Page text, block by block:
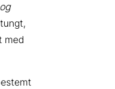
og
med